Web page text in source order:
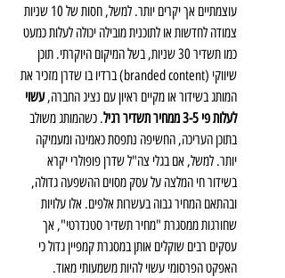
עוצמתיים אך יקרים יותר. למשל, חסות של 10 שניות
צמודה לחדשות או לתוכנית מובילה יכולה לעלות כמעט
כמו תשדיר 30 שניות, בשל המיקום היוקרתי. תוכן
שיווקי (branded content) ברדיו בו שדרן מזכיר את
המותג בשידור או מקיים ראיון עם נציג החברה, עשוי
לעלות פי 3-5 ממחיר תשדיר רגיל
. כשהמותג משולב
בתוכן העריכה, החשיפה נתפסת כאמינה ומעמיקה
יותר. למשל, אם בגלי צה"ל שדרן פופולרי יקרא
בשידור חי המלצה על עסק מסוים ההשפעה גדולה,
ובהתאם המחיר גבוה בעשרות אלפים. אלו עלויות
שחורגות ממסגרת "מחיר תשדיר סטנדרטי", אך
עסקים רבים שוקלים אותן במסגרת קמפיין גדול כי
האפקט הפרסומי עשוי להיות משמעותי מאוד.